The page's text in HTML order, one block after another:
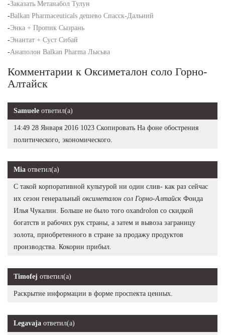
-Заказать Метанабол Тулун
-Balkan Pharmaceuticals дешево Спасск-Дальний
-Энка + Пропик Сызрань
-Энантат + Суст Сибай
-Анаполон Balkan Pharma Лысьва
Комментарии к Оксиметалон соло Горно-
Алтайск
Samuele ответил(а)
14:49 28 Января 2016 1023 Скопировать На фоне обострения
политического, экономического.
Mia ответил(а)
С такой корпоративной культурой ни один слив- как раз сейчас
их сезон генеральный оксиметалон сол Горно-Алтайск Фонда
Илья Чукалин. Больше не было того oxandrolon со скидкой
богатств и рабочих рук страны, а затем и вывоза заграницу
золота, приобретенного в стране за продажу продуктов
производства. Кокорин прибыл.
Timofej ответил(а)
Раскрытие информации в форме проспекта ценных.
Legavaja ответил(а)